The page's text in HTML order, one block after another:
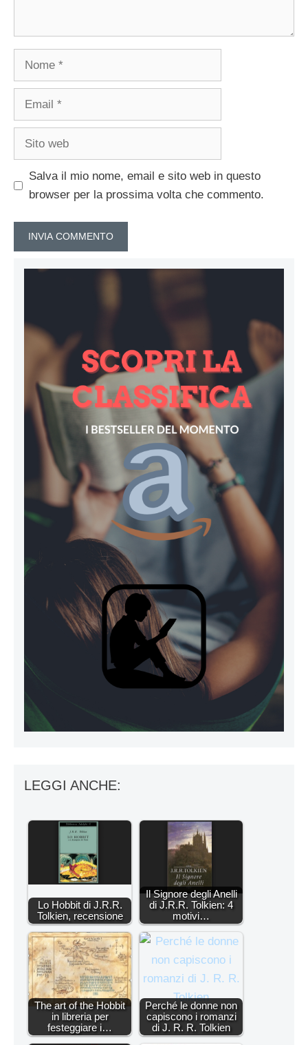
Nome
Email
Sito
Salva il mio nome, email e sito web in questo
browser per la prossima volta che commento.
LEGGI ANCHE:
Lo Hobbit di J.R.R.
Tolkien, recensione
Il Signore degli Anelli
di J.R.R. Tolkien: 4
motivi…
The art of the Hobbit
in libreria per
festeggiare i…
Perché le donne non
capiscono i romanzi
di J. R. R. Tolkien